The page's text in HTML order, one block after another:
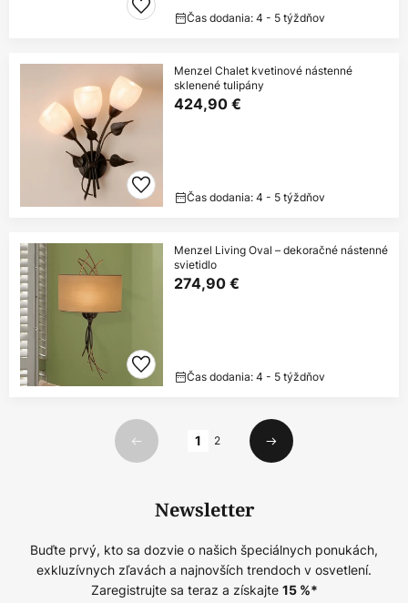
Čas dodania: 4 - 5 týždňov
Menzel Chalet kvetinové nástenné
sklenené tulipány
424,90 €
Čas dodania: 4 - 5 týždňov
Menzel Living Oval – dekoračné nástenné
svietidlo
274,90 €
Čas dodania: 4 - 5 týždňov
Predchádzajúci
1 2
Ďalší
Newsletter
Buďte prvý, kto sa dozvie o našich špeciálnych ponukách,
exkluzívnych zľavách a najnovších trendoch v osvetlení.
Zaregistrujte sa teraz a získajte 15%*